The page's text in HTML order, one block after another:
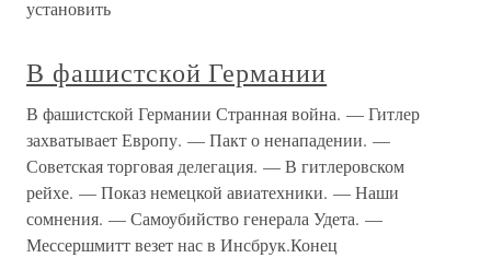
установить
В фашистской Германии
В фашистской Германии Странная война. — Гитлер
захватывает Европу. — Пакт о ненападении. —
Советская торговая делегация. — В гитлеровском
рейхе. — Показ немецкой авиатехники. — Наши
сомнения. — Самоубийство генерала Удета. —
Мессершмитт везет нас в Инсбрук.Конец